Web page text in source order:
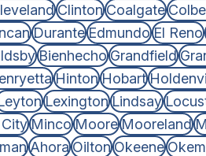
ClintonCoalgate
DuranteEdmundoEl Reno
BienhechoGrandfield
HintonHobart
LexingtonLindsay
MincoMooreMooreland
AhoraOiltonOkeene